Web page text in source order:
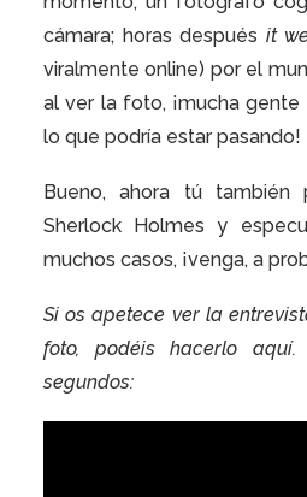
cámara; horas después it
viralmente online) por el
al ver la foto, ¡mucha
lo que podría estar pasando!
Bueno, ahora tú también
Sherlock Holmes y
muchos casos, ¡venga, a
Si os apetece ver la
foto, podéis hacerlo
segundos: